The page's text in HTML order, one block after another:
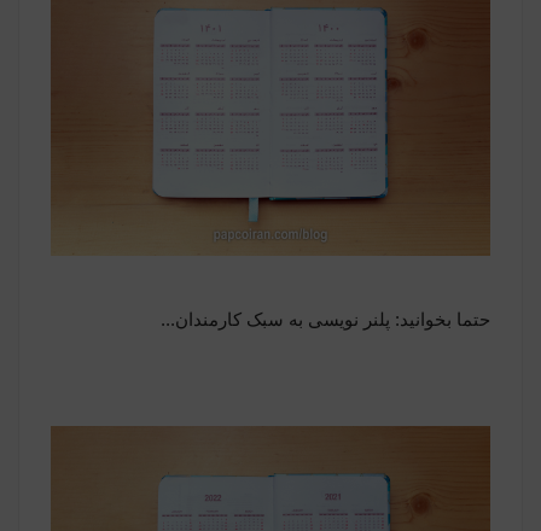
حتما بخوانید: پلنر نویسی به سبک کارمندان...